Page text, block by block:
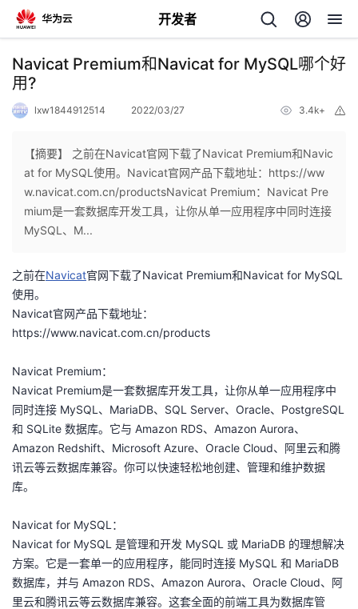
开发者
返
回
个
人
主
页
我
的
开
者
我
的
客
我
论
坛
的
圈
我
的
我
我
的
发
者
学
我
的
我
我
Programs
的
支
持
的
技
我
的
Navicat Premium和Navicat for MySQL哪个好
用?
lxw1844912514 2022/03/27 3.4k+
【摘要】 之前在Navicat官网下载了Navicat Premium和Navic
at for MySQL使用。Navicat官网产品下载地址：https://ww
w.navicat.com.cn/productsNavicat Premium：Navicat Pre
mium是一套数据库开发工具，让你从单一应用程序中同时连接
MySQL、M...
之前在Navicat官网下载了Navicat Premium和Navicat for MySQL
使用。
Navicat官网产品下载地址：
https://www.navicat.com.cn/products
Navicat Premium：
Navicat Premium是一套数据库开发工具，让你从单一应用程序中
同时连接 MySQL、MariaDB、SQL Server、Oracle、PostgreSQL
和 SQLite 数据库。它与 Amazon RDS、Amazon Aurora、
Amazon Redshift、Microsoft Azure、Oracle Cloud、阿里云和腾
讯云等云数据库兼容。你可以快速轻松地创建、管理和维护数据
库。
Navicat for MySQL：
Navicat for MySQL 是管理和开发 MySQL 或 MariaDB 的理想解决
方案。它是一套单一的应用程序，能同时连接 MySQL 和 MariaDB
数据库，并与 Amazon RDS、Amazon Aurora、Oracle Cloud、阿
里云和腾讯云等云数据库兼容。这套全面的前端工具为数据库管